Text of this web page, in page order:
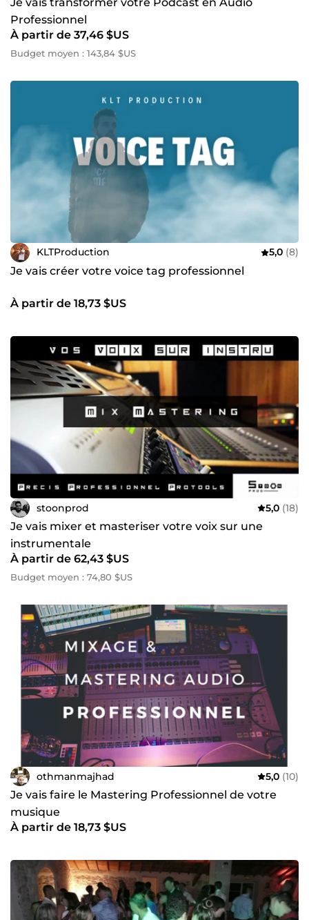
Professionnel
À partir de 37,46 $US
Budget moyen : 143,84 $US
KLTProduction 5,0 (8)
Je vais créer votre voice tag professionnel
À partir de 18,73 $US
stoonprod 5,0 (18)
Je vais mixer et masteriser votre voix sur une
instrumentale
À partir de 62,43 $US
Budget moyen : 74,80 $US
othmanmajhad 5,0 (10)
Je vais faire le Mastering Professionnel de votre
musique
À partir de 18,73 $US